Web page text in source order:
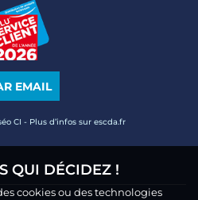
EMAIL
CI - Plus d’infos sur escda.fr
QUI DÉCIDEZ !
cookies ou des technologies